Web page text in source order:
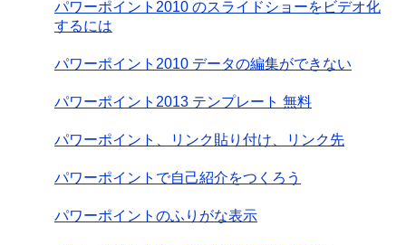
パワーポイント2010 のスライドショーをビデオ化
するには
パワーポイント2010 データの編集ができない
パワーポイント2013 テンプレート 無料
パワーポイント、リンク貼り付け、リンク先
パワーポイントで自己紹介をつくろう
パワーポイントのふりがな表示